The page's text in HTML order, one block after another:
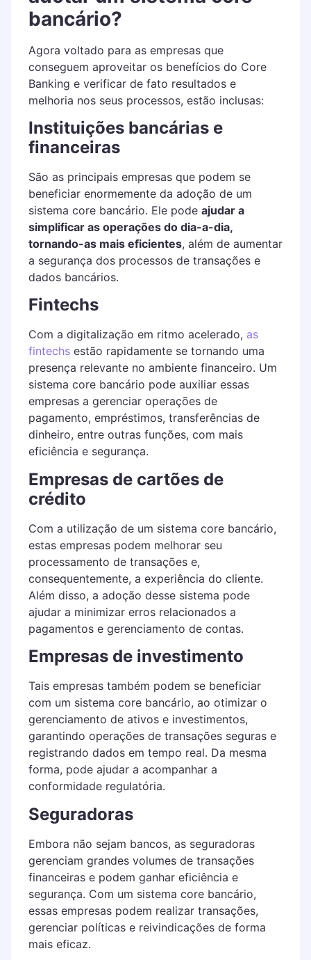
bancário?
Agora voltado para as empresas que
conseguem aproveitar os benefícios do Core
Banking e verificar de fato resultados e
melhoria nos seus processos, estão inclusas:
Instituições bancárias e
financeiras
São as principais empresas que podem se
beneficiar enormemente da adoção de um
sistema core bancário. Ele pode ajudar a
simplificar as operações do dia-a-dia,
tornando-as mais eficientes, além de aumentar
a segurança dos processos de transações e
dados bancários.
Fintechs
Com a digitalização em ritmo acelerado, as
fintechsestão rapidamente se tornando uma
presença relevante no ambiente financeiro. Um
sistema core bancário pode auxiliar essas
empresas a gerenciar operações de
pagamento, empréstimos, transferências de
dinheiro, entre outras funções, com mais
eficiência e segurança.
Empresas de cartões de
crédito
Com a utilização de um sistema core bancário,
estas empresas podem melhorar seu
processamento de transações e,
consequentemente, a experiência do cliente.
Além disso, a adoção desse sistema pode
ajudar a minimizar erros relacionados a
pagamentos e gerenciamento de contas.
Empresas de investimento
Tais empresas também podem se beneficiar
com um sistema core bancário, ao otimizar o
gerenciamento de ativos e investimentos,
garantindo operações de transações seguras e
registrando dados em tempo real. Da mesma
forma, pode ajudar a acompanhar a
conformidade regulatória.
Seguradoras
Embora não sejam bancos, as seguradoras
gerenciam grandes volumes de transações
financeiras e podem ganhar eficiência e
segurança. Com um sistema core bancário,
essas empresas podem realizar transações,
gerenciar políticas e reivindicações de forma
mais eficaz.